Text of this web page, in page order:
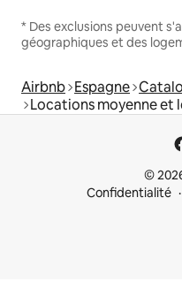
* Des exclusions peuvent
géographiques et des
Airbnb Espagne
Locations moyenne et
©
Confidentialité